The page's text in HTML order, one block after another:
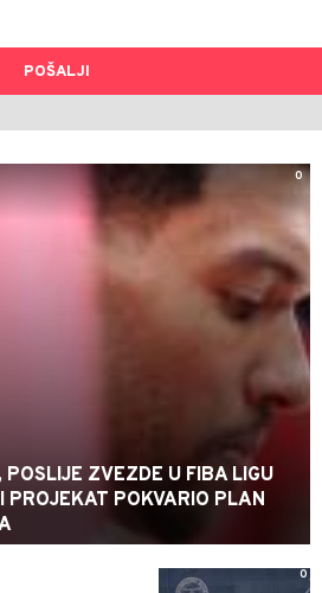
POŠALJI
0
POSLIJE ZVEZDE U FIBA LIGU
PROJEKAT POKVARIO PLAN
0